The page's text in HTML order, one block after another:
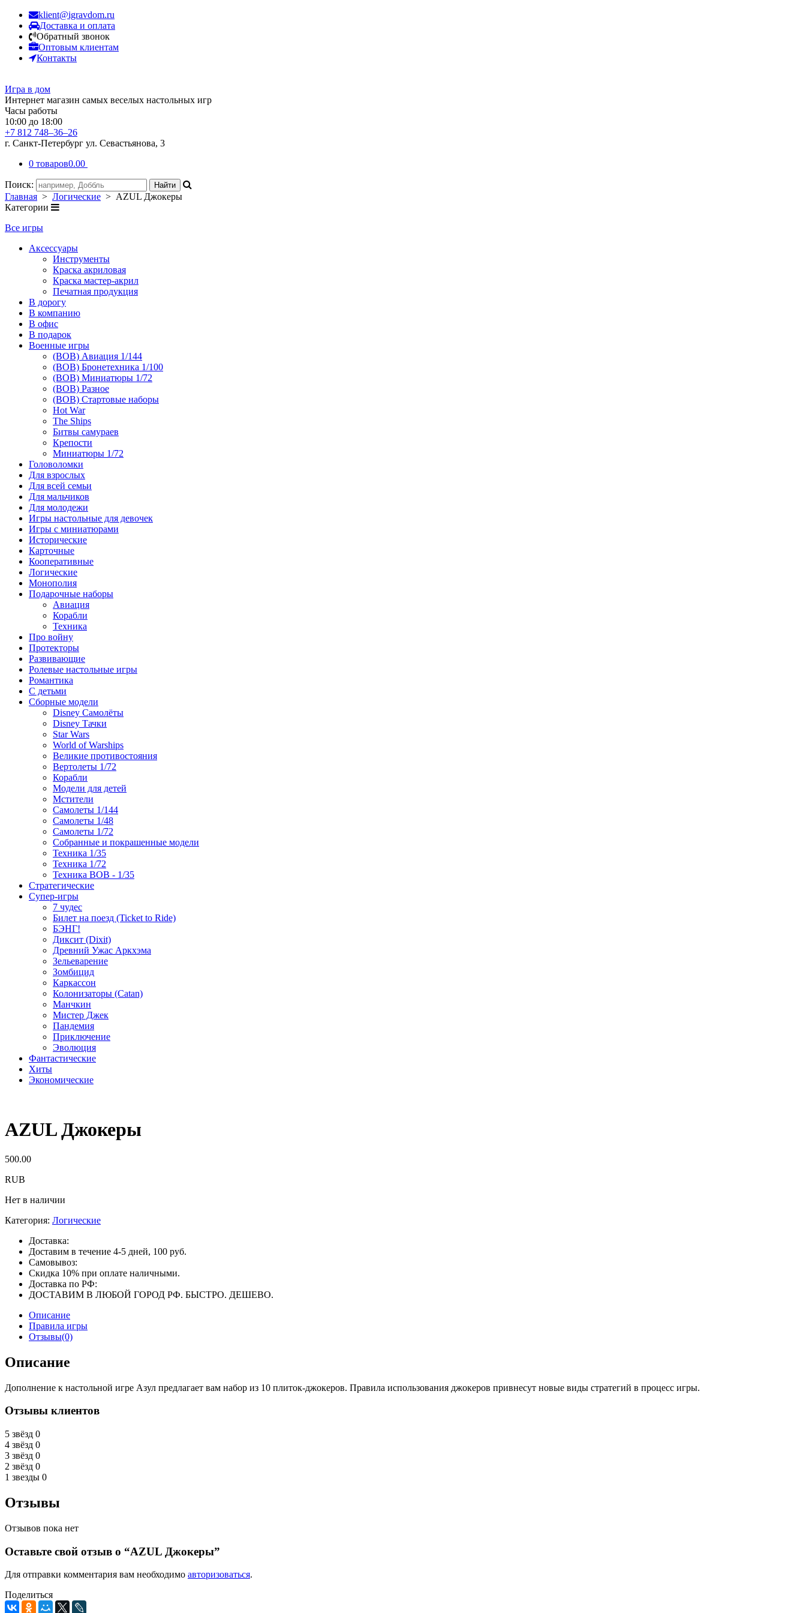
klient@igravdom.ru
Доставка и оплата
Обратный звонок
Оптовым клиентам
Контакты
Игра в дом
Интернет магазин самых веселых настольных игр
Часы работы
10:00 до 18:00
+7 812 748–36–26
г. Санкт-Петербург ул. Севастьянова, 3
0 товаров0.00
Поиск:
Главная > Логические > AZUL Джокеры
Категории
Все игры
Аксессуары
Инструменты
Краска акриловая
Краска мастер-акрил
Печатная продукция
В дорогу
В компанию
В офис
В подарок
Военные игры
(ВОВ) Авиация 1/144
(ВОВ) Бронетехника 1/100
(ВОВ) Миниатюры 1/72
(ВОВ) Разное
(ВОВ) Стартовые наборы
Hot War
The Ships
Битвы самураев
Крепости
Миниатюры 1/72
Головоломки
Для взрослых
Для всей семьи
Для мальчиков
Для молодежи
Игры настольные для девочек
Игры с миниатюрами
Исторические
Карточные
Кооперативные
Логические
Монополия
Подарочные наборы
Авиация
Корабли
Техника
Про войну
Протекторы
Развивающие
Ролевые настольные игры
Романтика
С детьми
Сборные модели
Disney Самолёты
Disney Тачки
Star Wars
World of Warships
Великие противостояния
Вертолеты 1/72
Корабли
Модели для детей
Мстители
Самолеты 1/144
Самолеты 1/48
Самолеты 1/72
Собранные и покрашенные модели
Техника 1/35
Техника 1/72
Техника ВОВ - 1/35
Стратегические
Супер-игры
7 чудес
Билет на поезд (Ticket to Ride)
БЭНГ!
Диксит (Dixit)
Древний Ужас Аркхэма
Зельеварение
Зомбицид
Каркассон
Колонизаторы (Catan)
Манчкин
Мистер Джек
Пандемия
Приключение
Эволюция
Фантастические
Хиты
Экономические
AZUL Джокеры
500.00
RUB
Нет в наличии
Категория: Логические
Доставка:
Доставим в течение 4-5 дней, 100 руб.
Самовывоз:
Скидка 10% при оплате наличными.
Доставка по РФ:
ДОСТАВИМ В ЛЮБОЙ ГОРОД РФ. БЫСТРО. ДЕШЕВО.
Описание
Правила игры
Отзывы(0)
Описание
Дополнение к настольной игре Азул предлагает вам набор из 10 плиток-джокеров. Правила использования джокеров привнесут новые виды стратегий в процесс игры.
Отзывы клиентов
5 звёзд 0
4 звёзд 0
3 звёзд 0
2 звёзд 0
1 звезды 0
Отзывы
Отзывов пока нет
Оставьте свой отзыв о “AZUL Джокеры”
Для отправки комментария вам необходимо авторизоваться.
Поделиться